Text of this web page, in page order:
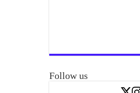
Follow us